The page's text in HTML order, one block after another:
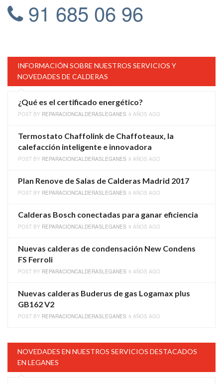
91 685 06 96
INFORMACIÓN SOBRE NUESTROS SERVICIOS Y
NOVEDADES DE CALDERAS
¿Qué es el certificado energético?
POST BY REPARACIONCALDERASLEGANES 9 AÑOS AGO
Termostato Chaffolink de Chaffoteaux, la
calefacción inteligente e innovadora
POST BY REPARACIONCALDERASLEGANES 9 AÑOS AGO
Plan Renove de Salas de Calderas Madrid 2017
POST BY REPARACIONCALDERASLEGANES 9 AÑOS AGO
Calderas Bosch conectadas para ganar eficiencia
POST BY REPARACIONCALDERASLEGANES 9 AÑOS AGO
Nuevas calderas de condensación New Condens
FS Ferroli
POST BY REPARACIONCALDERASLEGANES 9 AÑOS AGO
Nuevas calderas Buderus de gas Logamax plus
GB162 V2
POST BY REPARACIONCALDERASLEGANES 9 AÑOS AGO
NOVEDADES EN NUESTROS SERVICIOS DESTACADOS
EN LEGANES